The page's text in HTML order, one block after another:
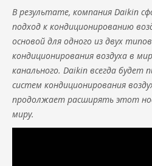
В результате, компания Daikin
подход к кондиционированию
основой для одного из двух
кондиционирования воздуха в
канального. Daikin всегда будет
систем кондиционирования
продолжает расширять этот
миру.